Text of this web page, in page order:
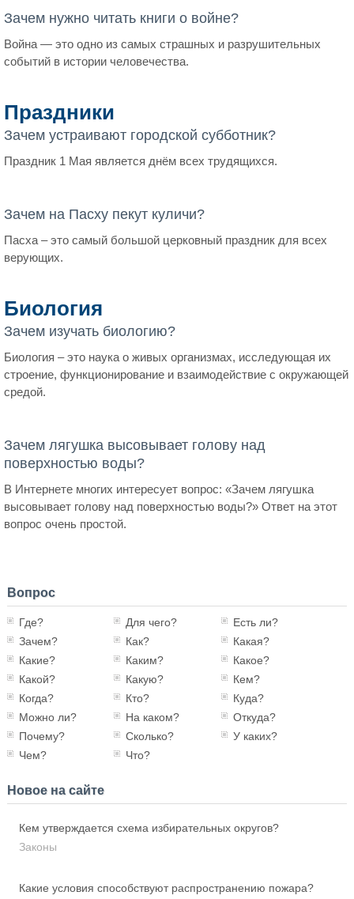
Зачем нужно читать книги о войне?
Война — это одно из самых страшных и разрушительных
событий в истории человечества.
Праздники
Зачем устраивают городской субботник?
Праздник 1 Мая является днём всех трудящихся.
Зачем на Пасху пекут куличи?
Пасха – это самый большой церковный праздник для всех
верующих.
Биология
Зачем изучать биологию?
Биология – это наука о живых организмах, исследующая их
строение, функционирование и взаимодействие с окружающей
средой.
Зачем лягушка высовывает голову над
поверхностью воды?
В Интернете многих интересует вопрос: «Зачем лягушка
высовывает голову над поверхностью воды?» Ответ на этот
вопрос очень простой.
Вопрос
Где? Для чего?
Есть ли?
Зачем?
Как?
Какая?
Какие?
Каким?
Какое?
Какой?
Какую?
Кем?
Когда?
Кто?
Куда?
Можно ли?
На каком?
Откуда?
Почему?
Сколько?
У каких?
Чем?
Что?
Новое на сайте
Кем утверждается схема избирательных округов?
Законы
Какие условия способствуют распространению пожара?